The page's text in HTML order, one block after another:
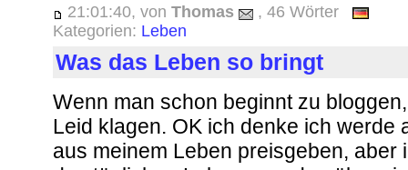
21:01:40, von Thomas
, 46 Wörter
Kategorien: Leben
Was das Leben so bringt
Wenn man schon beginnt zu
Leid klagen. OK ich denke ich werde
aus meinem Leben preisgeben, aber